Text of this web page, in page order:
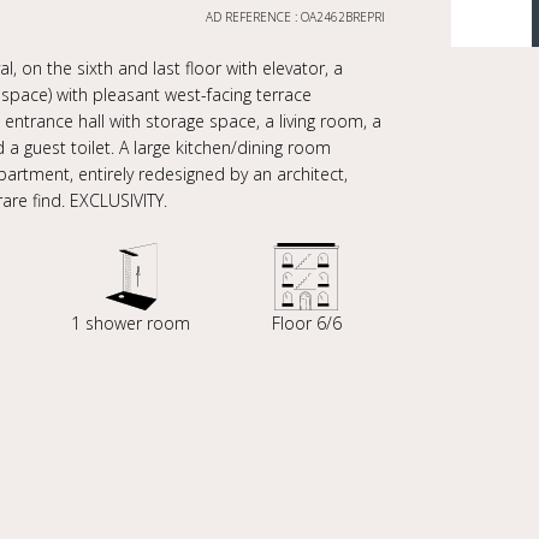
AD REFERENCE : OA2462BREPRI
on the sixth and last floor with elevator, a
with pleasant west-facing terrace
hall with storage space, a living room, a
guest toilet. A large kitchen/dining room
entirely redesigned by an architect,
find. EXCLUSIVITY.
1 shower room Floor 6/6